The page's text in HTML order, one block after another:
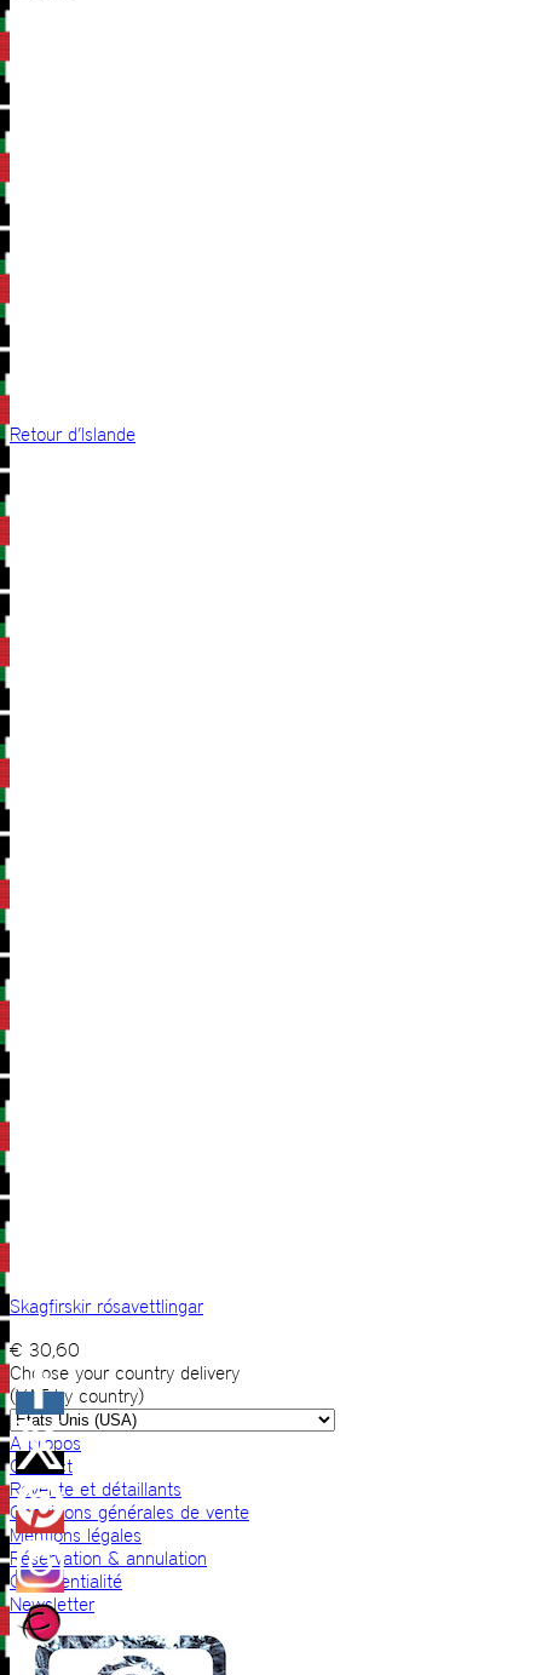
Retour d’Islande
Skagfirskir rósavettlingar
€ 30,60
Choose your country delivery
(VAT by country)
A propos
Contact
Revente et détaillants
Conditions générales de vente
Mentions légales
Réservation & annulation
Confidentialité
Newsletter